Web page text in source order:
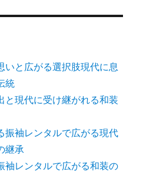
いと広がる選択肢現代に息
統
と現代に受け継がれる和装
振袖レンタルで広がる現代
継承
袖レンタルで広がる和装の